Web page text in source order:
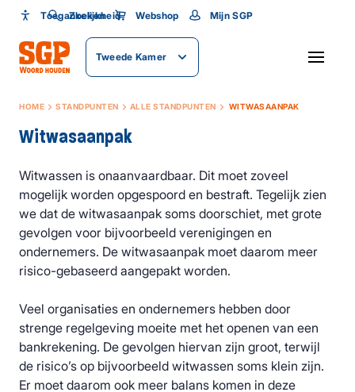
Toegankelijkheid
Toegankelijkheid
Lettergrootte
Zoeken Webshop Mijn SGP
Tweede Kamer
HOME STANDPUNTEN ALLE STANDPUNTEN WITWASAANPAK
Witwasaanpak
Witwassen is onaanvaardbaar. Dit moet zoveel
mogelijk worden opgespoord en bestraft. Tegelijk zien
we dat de witwasaanpak soms doorschiet, met grote
gevolgen voor bijvoorbeeld verenigingen en
ondernemers. De witwasaanpak moet daarom meer
risico-gebaseerd aangepakt worden.
Veel organisaties en ondernemers hebben door
strenge regelgeving moeite met het openen van een
bankrekening. De gevolgen hiervan zijn groot, terwijl
de risico’s op bijvoorbeeld witwassen soms klein zijn.
Er moet daarom ook meer balans komen in deze